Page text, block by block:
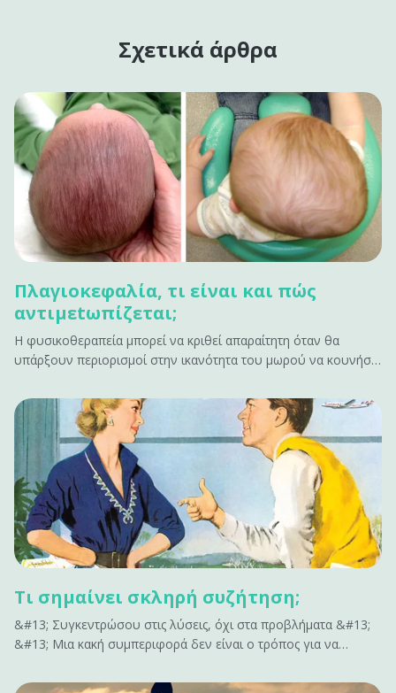
Σχετικά άρθρα
Πλαγιοκεφαλία, τι είναι και πώς
αντιμεtωπίζεται;
Η φυσικοθεραπεία μπορεί να κριθεί απαραίτητη όταν θα
υπάρξουν περιορισμοί στην ικανότητα του μωρού να κουνήσει
σύσπασης.&#13; &#13; Τι είναι η πλαγιοκεφαλία;&#13; Η
πλαγιοκεφoλία είναι η ασύμμετρη θέση των οστών του
κρανίου στο βρέφος.&hellip;
Τι σημαίνει σκληρή συζήτηση;
&#13; Συγκεντρώσου στις λύσεις, όχι στα προβλήματα &#13;
&#13; Μια κακή συμπεριφορά δεν είναι ο τρόπος για να
δεν έχουν αποτέλεσμα. Δεν εμπνέει αλλαγή. Κάνει μόνο τους